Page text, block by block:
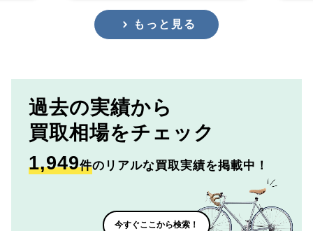
もっと見る
過去の実績から
買取相場をチェック
1,949件のリアルな買取実績を掲載中！
今すぐここから検索！